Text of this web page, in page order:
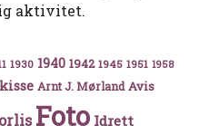
aktivitet.
1930 1940 1942 1945 1951 1958
Arnt J. Mørland Avis
Foto Idrett